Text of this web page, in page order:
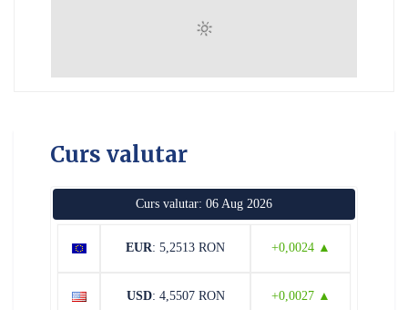
Curs valutar
Curs valutar: 06 Aug 2026
EUR: 5,2513 RON +0,0024 ▲
USD: 4,5507 RON +0,0027 ▲